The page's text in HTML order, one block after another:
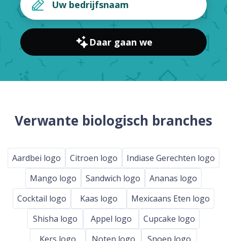
Daar gaan we
Verwante biologisch branches
Aardbei logo Citroen logo
Indiase Gerechten logo
Mango logo
Sandwich logo
Ananas logo
Cocktail logo
Kaas logo
Mexicaans Eten logo
Shisha logo
Appel logo
Cupcake logo